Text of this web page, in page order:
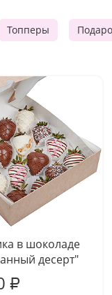
Топперы
в шоколаде
десерт"
₽